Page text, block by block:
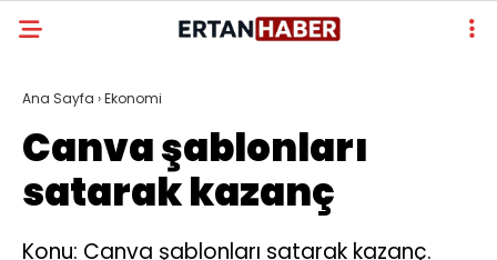
Ana Sayfa ›Ekonomi
Canva şablonları
satarak kazanç
Konu: Canva şablonları satarak kazanç.